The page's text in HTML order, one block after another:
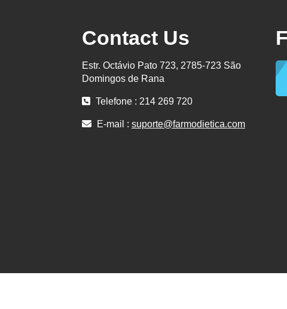
Contact Us
Estr. Octávio Pato 723, 2785-723 São
Domingos de Rana
Telefone : 214 269 720
E-mail : suporte@farmodietica.com